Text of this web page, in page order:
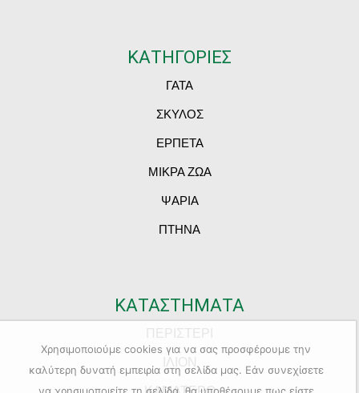
ΚΑΤΗΓΟΡΙΕΣ
ΓΑΤΑ
ΣΚΥΛΟΣ
ΕΡΠΕΤΑ
ΜΙΚΡΑ ΖΩΑ
ΨΑΡΙΑ
ΠΤΗΝΑ
ΚΑΤΑΣΤΗΜΑΤΑ
Χρησιμοποιούμε cookies για να σας προσφέρουμε την
καλύτερη δυνατή εμπειρία στη σελίδα μας. Εάν συνεχίσετε